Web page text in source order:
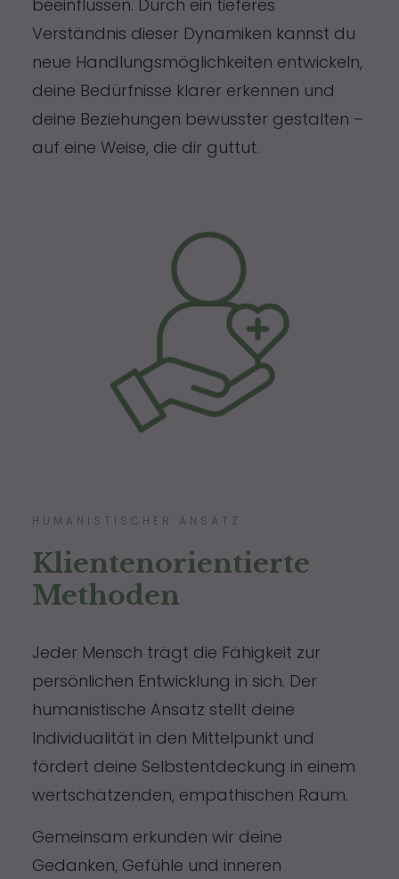
beeinflussen. Durch ein tieferes
Verständnis dieser Dynamiken kannst du
neue Handlungsmöglichkeiten entwickeln,
deine Bedürfnisse klarer erkennen und
deine Beziehungen bewusster gestalten –
auf eine Weise, die dir guttut.
HUMANISTISCHER ANSATZ
Klientenorientierte
Methoden
Jeder Mensch trägt die Fähigkeit zur
persönlichen Entwicklung in sich. Der
humanistische Ansatz stellt deine
Individualität in den Mittelpunkt und
fördert deine Selbstentdeckung in einem
wertschätzenden, empathischen Raum.
Gemeinsam erkunden wir deine
Gedanken, Gefühle und inneren